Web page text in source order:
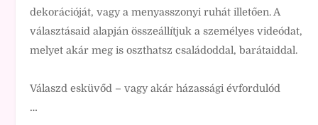
dekorációját, vagy a menyasszonyi ruhát illetően. A
választásaid alapján összeállítjuk a személyes videódat,
melyet akár meg is oszthatsz családoddal, barátaiddal.
Válaszd esküvőd – vagy akár házassági évfordulód
…